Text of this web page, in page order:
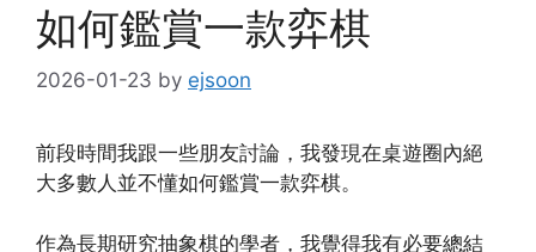
如何鑑賞一款弈棋
2026-01-23 by ejsoon
前段時間我跟一些朋友討論，我發現在桌遊圈內絕
大多數人並不懂如何鑑賞一款弈棋。
作為長期研究抽象棋的學者，我覺得我有必要總結